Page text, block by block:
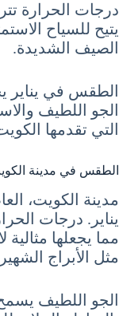
يتيح للسياح
الصيف الشديدة.
الطقس في يناير
الجو اللطيف
التي تقدمها
الطقس في مدينة
مدينة الكويت،
مما يجعلها
مثل الأبراج
الجو اللطيف